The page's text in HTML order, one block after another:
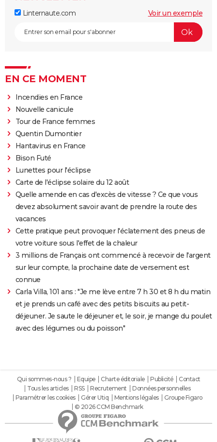
Linternaute.com Voir un exemple
EN CE MOMENT
Incendies en France
Nouvelle canicule
Tour de France femmes
Quentin Dumontier
Hantavirus en France
Bison Futé
Lunettes pour l'éclipse
Carte de l'éclipse solaire du 12 août
Quelle amende en cas d'excès de vitesse ? Ce que vous
devez absolument savoir avant de prendre la route des
vacances
Cette pratique peut provoquer l'éclatement des pneus de
votre voiture sous l'effet de la chaleur
3 millions de Français ont commencé à recevoir de l'argent
sur leur compte, la prochaine date de versement est
connue
Carla Villa, 101 ans : "Je me lève entre 7 h 30 et 8 h du matin
et je prends un café avec des petits biscuits au petit-
déjeuner. Je saute le déjeuner et, le soir, je mange du poulet
avec des légumes ou du poisson"
Qui sommes-nous ? Equipe Charte éditoriale Publicité
Contact
Tous les articles
RSS Recrutement
Données personnelles
Paramétrer les cookies
Gérer Utiq Mentions légales
Groupe Figaro
© 2026 CCM Benchmark